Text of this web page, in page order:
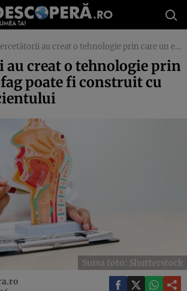
au creat o tehnologie prin care un esofag poate fi construit cu celulele pacientului
au creat o tehnologie prin
poate fi construit cu
Sursa foto: Shutterstock